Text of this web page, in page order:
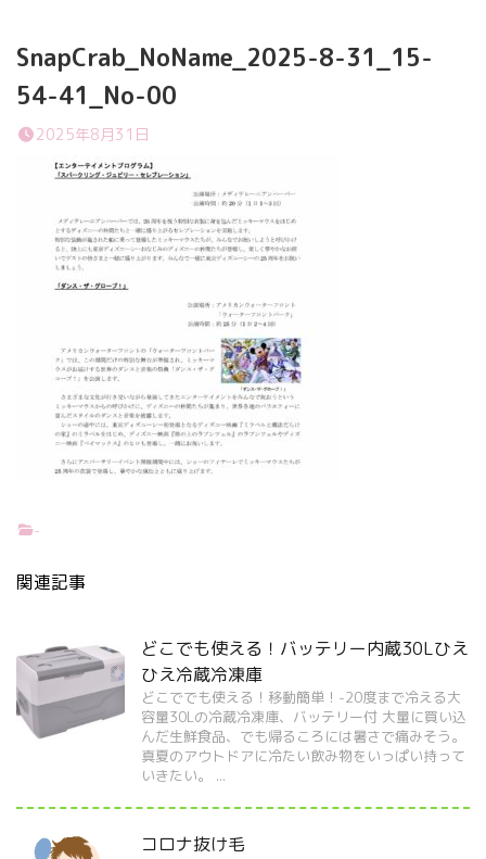
ヨーロッパ中
期予報センター 気象庁 8月31日
近海で猛烈な勢力へ 台風13号は、今
後、海面水温が29度以上の海域を西進
する見込みで、猛烈な勢力になる見込
み。
SnapCrab_NoName_2025-8-31_15-
54-41_No-00
2025年8月31日
-
関連記事
どこでも使える！バッテリー内蔵30Lひえ
ひえ冷蔵冷凍庫
どこででも使える！移動簡単！-20度まで冷える大
容量30Lの冷蔵冷凍庫、バッテリー付 大量に買い込
んだ生鮮食品、でも帰るころには暑さで痛みそう。
真夏のアウトドアに冷たい飲み物をいっぱい持って
いきたい。 ...
コロナ抜け毛